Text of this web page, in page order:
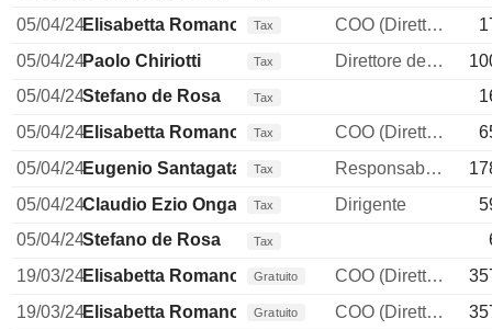
05/04/24Elisabetta Romano Tax COO (Direttore operativo)
05/04/24Paolo Chiriotti Tax Direttore delle risorse umane
05/04/24Stefano de Rosa Tax
05/04/24Elisabetta Romano Tax COO (Direttore operativo)
05/04/24Eugenio Santagata Tax Responsabile della comunicazione
05/04/24Claudio Ezio OngaroTax Dirigente
05/04/24Stefano de Rosa Tax
19/03/24Elisabetta Romano Gratuito COO (Direttore operativo)
19/03/24Elisabetta Romano Gratuito COO (Direttore operativo)